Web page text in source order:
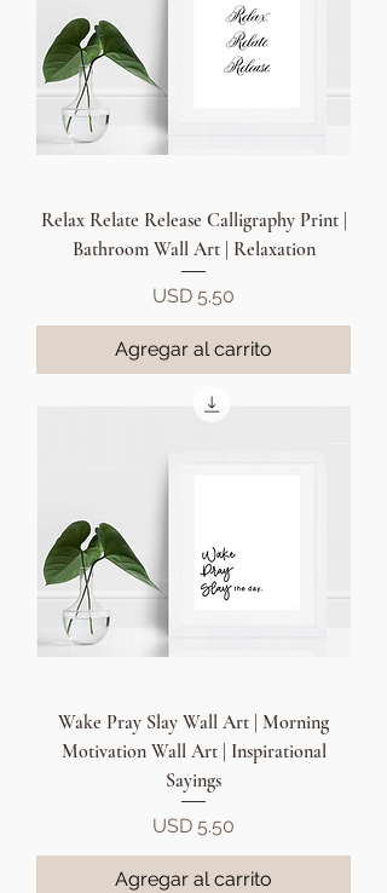
Relax Relate Release Calligraphy Print |
Bathroom Wall Art | Relaxation
Precio
USD 5.50
Agregar al carrito
Wake Pray Slay Wall Art | Morning
Motivation Wall Art | Inspirational
Sayings
Precio
USD 5.50
Agregar al carrito